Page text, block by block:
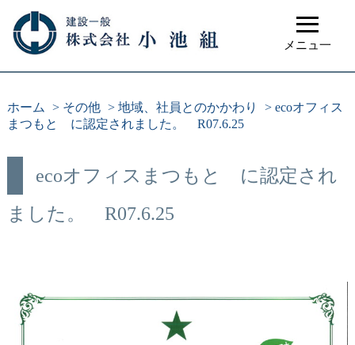
≡
メニュ一
ホーム > その他 > 地域、社員とのかかわり > ecoオフィス
まつもと に認定されました。 R07.6.25
ecoオフィスまつもと に認定され
ました。 R07.6.25